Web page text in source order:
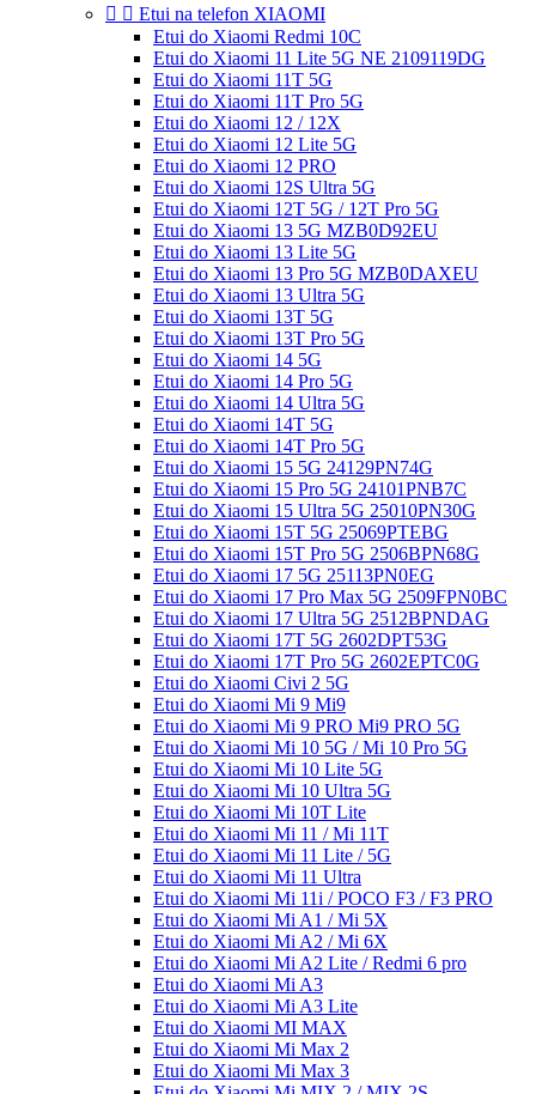
  Etui na telefon XIAOMI
Etui do Xiaomi Redmi 10C
Etui do Xiaomi 11 Lite 5G NE 2109119DG
Etui do Xiaomi 11T 5G
Etui do Xiaomi 11T Pro 5G
Etui do Xiaomi 12 / 12X
Etui do Xiaomi 12 Lite 5G
Etui do Xiaomi 12 PRO
Etui do Xiaomi 12S Ultra 5G
Etui do Xiaomi 12T 5G / 12T Pro 5G
Etui do Xiaomi 13 5G MZB0D92EU
Etui do Xiaomi 13 Lite 5G
Etui do Xiaomi 13 Pro 5G MZB0DAXEU
Etui do Xiaomi 13 Ultra 5G
Etui do Xiaomi 13T 5G
Etui do Xiaomi 13T Pro 5G
Etui do Xiaomi 14 5G
Etui do Xiaomi 14 Pro 5G
Etui do Xiaomi 14 Ultra 5G
Etui do Xiaomi 14T 5G
Etui do Xiaomi 14T Pro 5G
Etui do Xiaomi 15 5G 24129PN74G
Etui do Xiaomi 15 Pro 5G 24101PNB7C
Etui do Xiaomi 15 Ultra 5G 25010PN30G
Etui do Xiaomi 15T 5G 25069PTEBG
Etui do Xiaomi 15T Pro 5G 2506BPN68G
Etui do Xiaomi 17 5G 25113PN0EG
Etui do Xiaomi 17 Pro Max 5G 2509FPN0BC
Etui do Xiaomi 17 Ultra 5G 2512BPNDAG
Etui do Xiaomi 17T 5G 2602DPT53G
Etui do Xiaomi 17T Pro 5G 2602EPTC0G
Etui do Xiaomi Civi 2 5G
Etui do Xiaomi Mi 9 Mi9
Etui do Xiaomi Mi 9 PRO Mi9 PRO 5G
Etui do Xiaomi Mi 10 5G / Mi 10 Pro 5G
Etui do Xiaomi Mi 10 Lite 5G
Etui do Xiaomi Mi 10 Ultra 5G
Etui do Xiaomi Mi 10T Lite
Etui do Xiaomi Mi 11 / Mi 11T
Etui do Xiaomi Mi 11 Lite / 5G
Etui do Xiaomi Mi 11 Ultra
Etui do Xiaomi Mi 11i / POCO F3 / F3 PRO
Etui do Xiaomi Mi A1 / Mi 5X
Etui do Xiaomi Mi A2 / Mi 6X
Etui do Xiaomi Mi A2 Lite / Redmi 6 pro
Etui do Xiaomi Mi A3
Etui do Xiaomi Mi A3 Lite
Etui do Xiaomi MI MAX
Etui do Xiaomi Mi Max 2
Etui do Xiaomi Mi Max 3